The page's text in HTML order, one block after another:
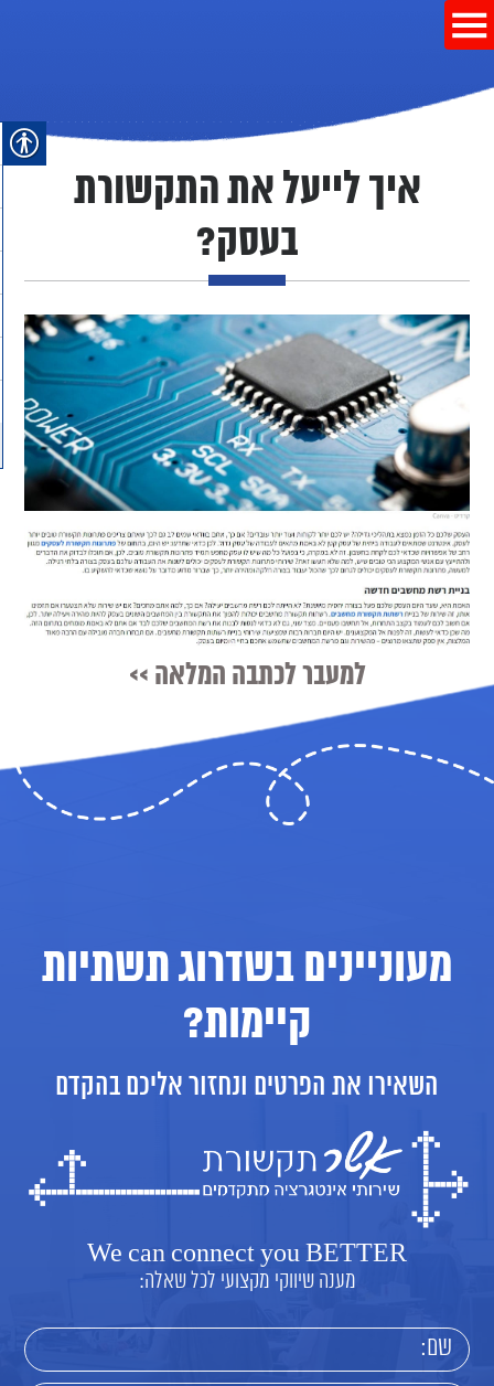
איך לייעל את התקשורת
בעסק?
למעבר לכתבה המלאה >>
מעוניינים בשדרוג תשתיות
קיימות?
השאירו את הפרטים ונחזור אליכם בהקדם
We can connect you BETTER
מענה שיווקי מקצועי לכל שאלה: